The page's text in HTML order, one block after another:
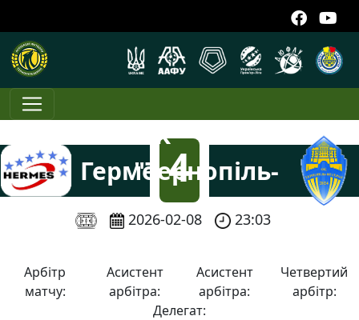
Гермес-7
4
:
ФК
"Тернопіль-
Ветеран"
2026-02-08 23:03
Арбітр
матчу:
Асистент
арбітра:
Асистент
арбітра:
Четвертий
арбітр:
Делегат: